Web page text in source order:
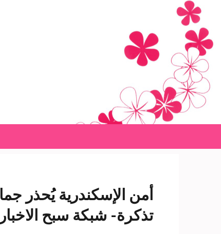
content
(Press
Enter)
أمن الإسكندرية يُحذر
تذكرة- شبكة سبح